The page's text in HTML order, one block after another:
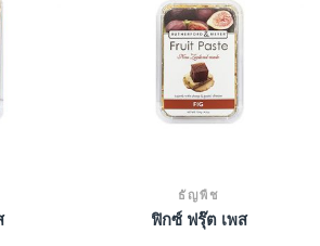
ธัญพืช
ฟิกซ์ ฟรุ๊ต เพส